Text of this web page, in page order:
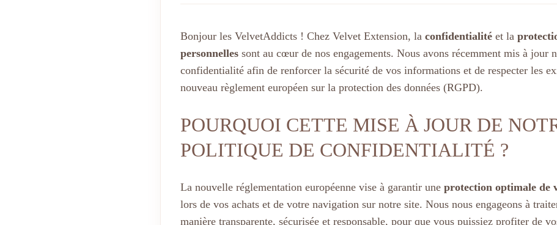
Bonjour les VelvetAddicts ! Chez Velvet Extension, la confidentialité et la
personnelles sont au cœur de nos engagements. Nous avons récemment mis à jour
confidentialité afin de renforcer la sécurité de vos informations et de respecter les
nouveau règlement européen sur la protection des données (RGPD).
POURQUOI CETTE MISE À JOUR DE
POLITIQUE DE CONFIDENTIALITÉ ?
La nouvelle réglementation européenne vise à garantir une protection optimale de
lors de vos achats et de votre navigation sur notre site. Nous nous engageons à
manière transparente, sécurisée et responsable, pour que vous puissiez profiter de